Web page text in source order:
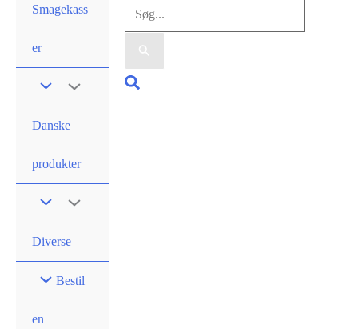
Smagekass
er
Danske
produkter
Diverse
Bestil
en
Søg
efter:
Søg